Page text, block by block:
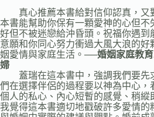
真心推薦本書給對信仰認真，又
本書能幫助你保有一顆愛神的心但
好但不被迷戀給沖昏頭。祝福你遇
意願和你同心努力衝過大風大浪的
姻愛情與家庭生活。 ──婚姻家庭教
婦
蓋瑞在這本書中，強調我們要先
們在選擇伴侶的過程要以神為中心
個人的私心、內心短暫的感覺、稍縱
我覺得這本書適切地戳破許多愛情